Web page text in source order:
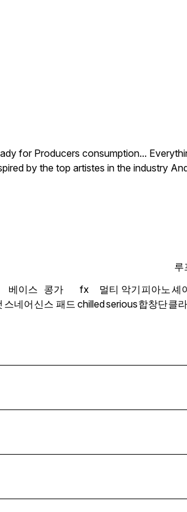
for Producers consumption...
by the top artistes in the industry
this One...
루
베이스 콩가 fx 멀티 악기 피아노셰
스네어 신스 패드 chilledserious합창단클